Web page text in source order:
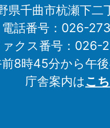
県千曲市杭瀬下二
電話番号：026-
ァクス番号：026-
前8時45分から午
庁舎案内はこ